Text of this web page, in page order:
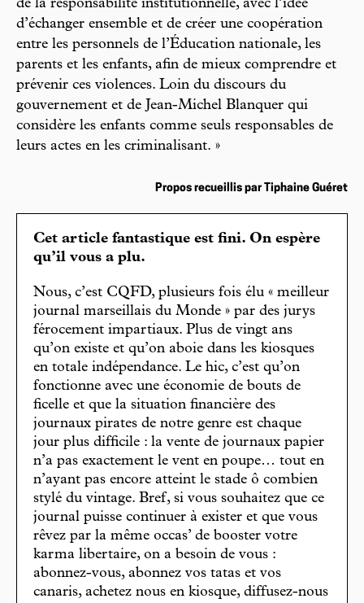
de la responsabilité institutionnelle, avec l’idée
d’échanger ensemble et de créer une coopération
entre les personnels de l’Éducation nationale, les
parents et les enfants, afin de mieux comprendre et
prévenir ces violences. Loin du discours du
gouvernement et de Jean-Michel Blanquer qui
considère les enfants comme seuls responsables de
leurs actes en les criminalisant. »
Propos recueillis par Tiphaine Guéret
Cet article fantastique est fini. On espère
qu’il vous a plu.
Nous, c’est CQFD, plusieurs fois élu « meilleur
journal marseillais du Monde » par des jurys
férocement impartiaux. Plus de vingt ans
qu’on existe et qu’on aboie dans les kiosques
en totale indépendance. Le hic, c’est qu’on
fonctionne avec une économie de bouts de
ficelle et que la situation financière des
journaux pirates de notre genre est chaque
jour plus difficile : la vente de journaux papier
n’a pas exactement le vent en poupe… tout en
n’ayant pas encore atteint le stade ô combien
stylé du vintage. Bref, si vous souhaitez que ce
journal puisse continuer à exister et que vous
rêvez par la même occas’ de booster votre
karma libertaire, on a besoin de vous :
abonnez-vous, abonnez vos tatas et vos
canaris, achetez nous en kiosque, diffusez-nous